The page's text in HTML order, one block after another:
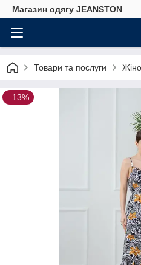
Магазин одягу JEANSTON
Товари та послуги
–13%